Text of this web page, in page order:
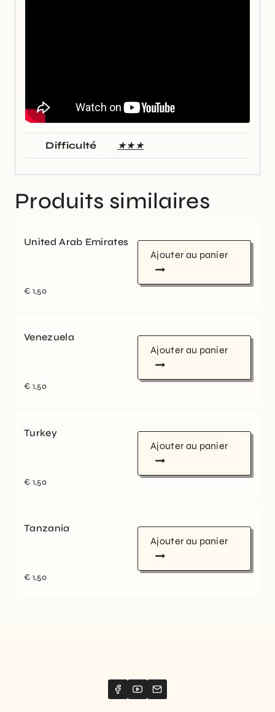
Difficulté ★★★
Produits similaires
United Arab Emirates
€ 1,50
Ajouter au panier
Venezuela
€ 1,50
Ajouter au panier
Turkey
€ 1,50
Ajouter au panier
Tanzania
€ 1,50
Ajouter au panier